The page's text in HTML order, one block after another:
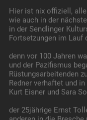
Hier ist nix offiziell,
wie auch in der
in der Sendlinger
Fortsetzungen im Lauf
denn vor 100 Jahren
und der Pazifismus
Rüstungsarbeitenden
Redner verhaftet und
Kurt Eisner und Sara
der 25jährige Ernst